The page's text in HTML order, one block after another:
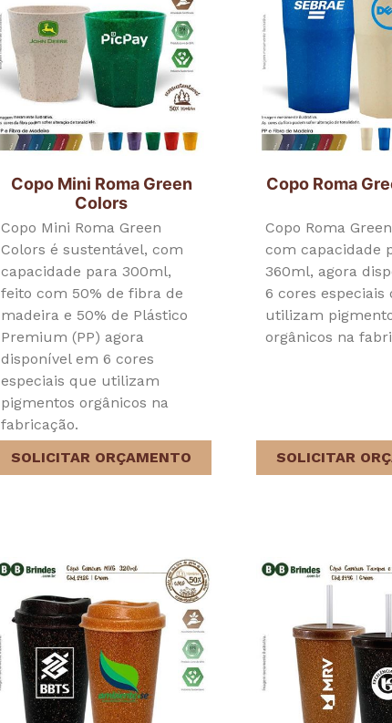
Copo Mini Roma Green
Colors
Copo Mini Roma Green
Colors é sustentável, com
capacidade para 300ml,
feito com 50% de fibra de
madeira e 50% de Plástico
Premium (PP) agora
disponível em 6 cores
especiais que utilizam
pigmentos orgânicos na
fabricação.
SOLICITAR ORÇAMENTO
Copo Roma
Copo Roma
com capacidade
360ml, agora
6 cores especiais
utilizam
orgânicos na
SOLICITAR